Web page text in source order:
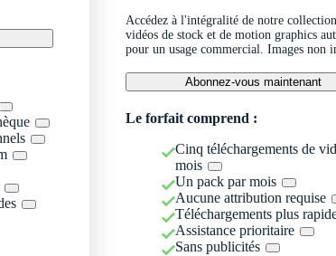
Accédez à l'intégralité de notre
vidéos de stock et de motion graphics
pour un usage commercial. Images non
Abonnez-vous maintenant
Le forfait comprend :
Cinq téléchargements de
mois
Un pack par mois
Aucune attribution requise
Téléchargements plus
Assistance prioritaire
Sans publicités